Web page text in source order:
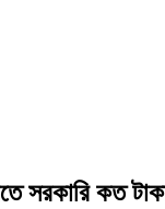
সরকারি কত